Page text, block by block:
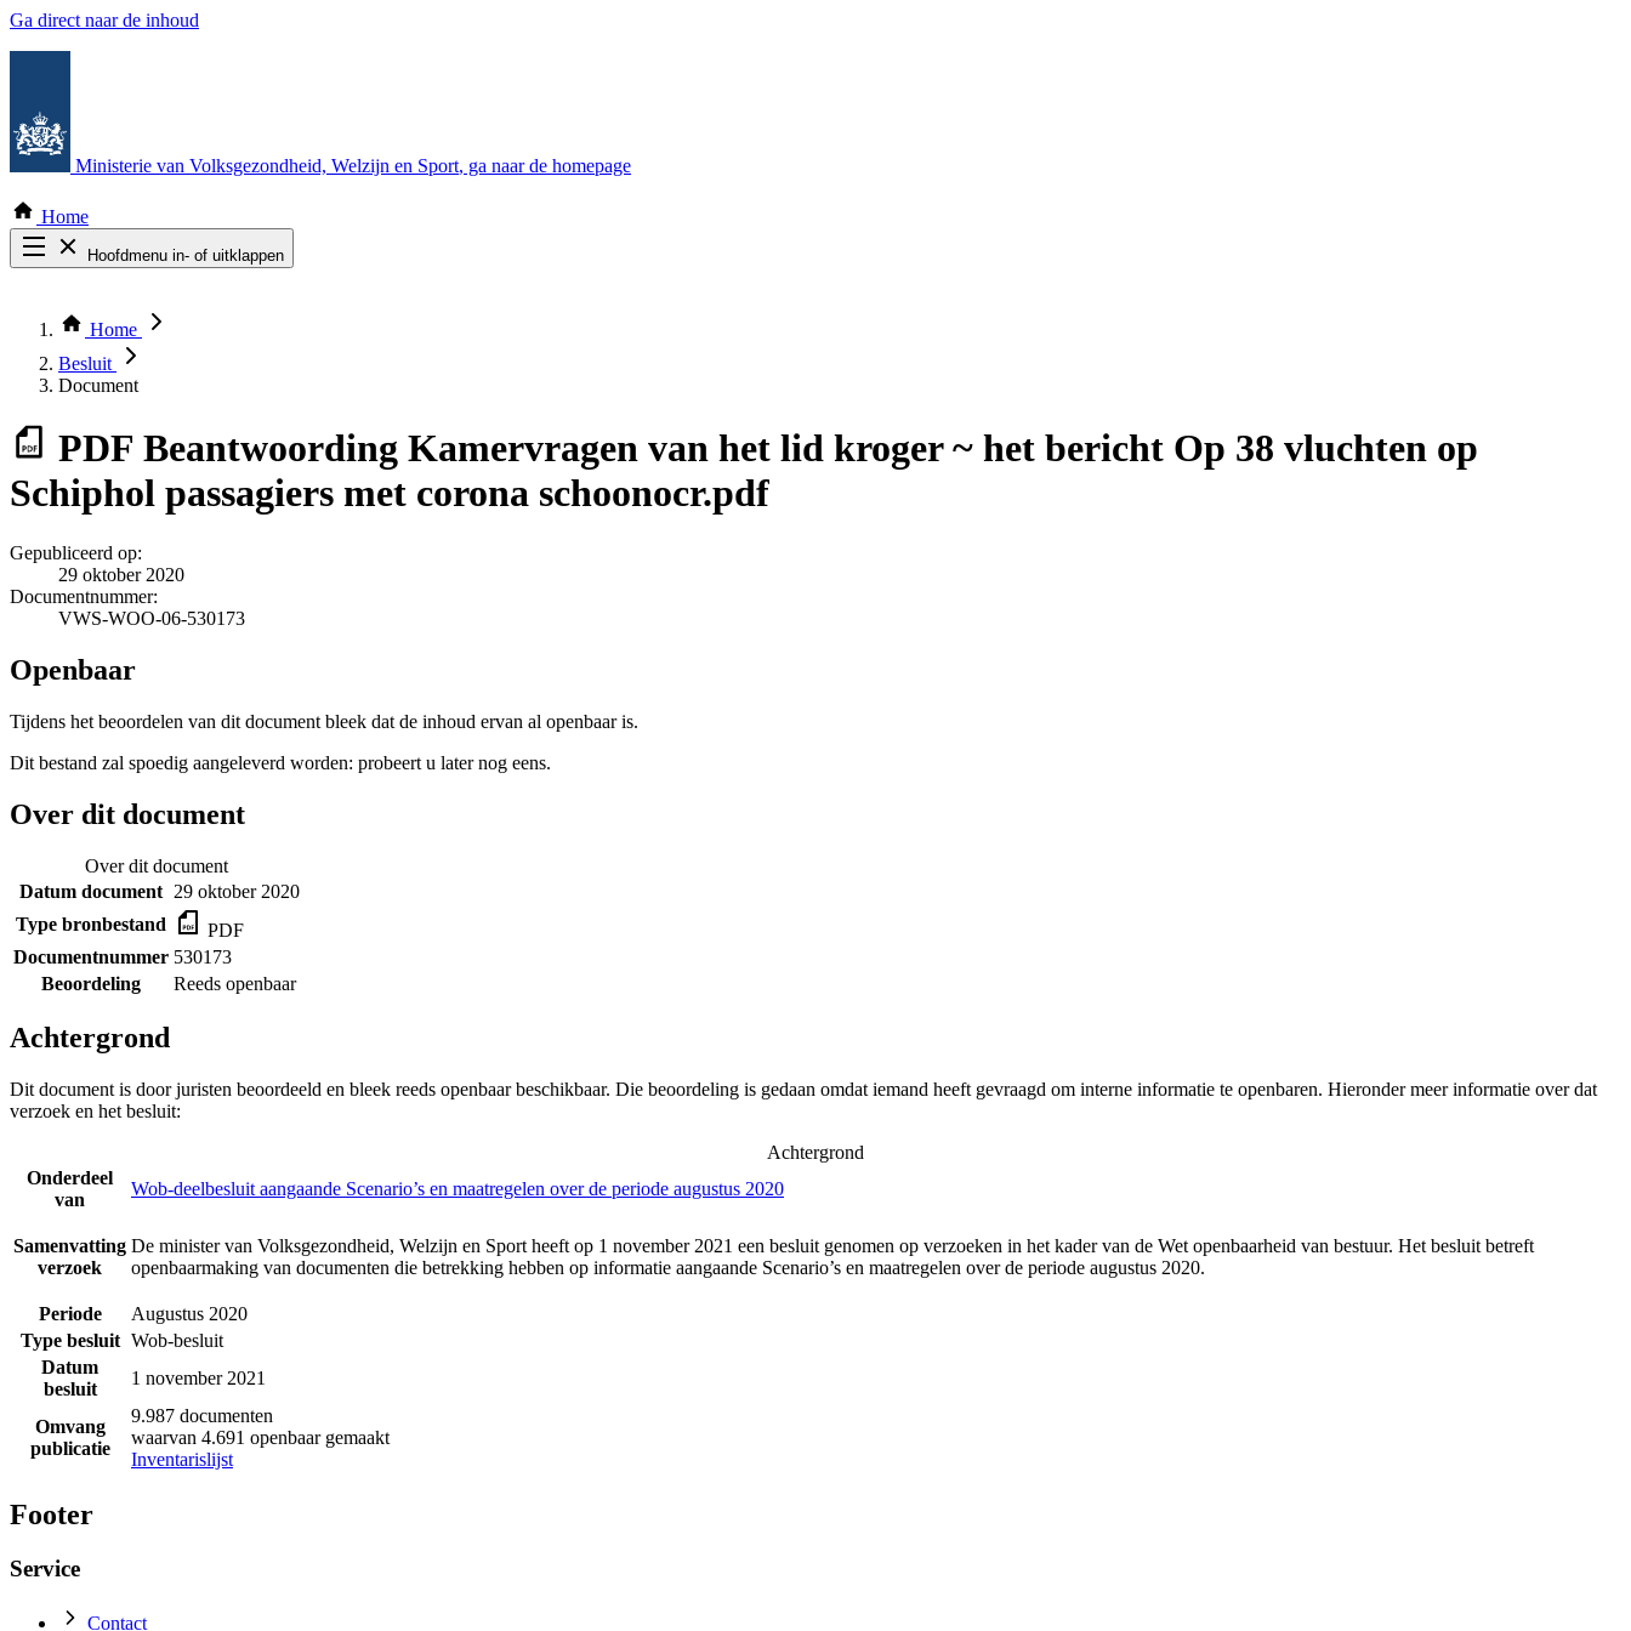
Ga direct naar de inhoud
Ministerie van Volksgezondheid, Welzijn en Sport, ga naar de homepage
Home
Hoofdmenu in- of uitklappen
Thema COVID-19
Bekijk per bestuursorgaan
Home
Besluit
Document
PDF Beantwoording Kamervragen van het lid kroger ~ het bericht Op 38 vluchten op
Schiphol passagiers met corona schoonocr.pdf
Gepubliceerd op:
29 oktober 2020
Documentnummer:
VWS-WOO-06-530173
Openbaar
Tijdens het beoordelen van dit document bleek dat de inhoud ervan al openbaar is.
Dit bestand zal spoedig aangeleverd worden: probeert u later nog eens.
Over dit document
Over dit document
Datum document 29 oktober 2020
Type bronbestand
PDF
Documentnummer 530173
Beoordeling
Reeds openbaar
Achtergrond
Dit document is door juristen beoordeeld en bleek reeds openbaar beschikbaar. Die beoordeling is gedaan omdat iemand heeft gevraagd om interne informatie te openbaren. Hieronder meer informatie over dat
verzoek en het besluit:
Achtergrond
Onderdeel
van
Wob-deelbesluit aangaande Scenario’s en maatregelen over de periode augustus 2020
Samenvatting
verzoek
De minister van Volksgezondheid, Welzijn en Sport heeft op 1 november 2021 een besluit genomen op verzoeken in het kader van de Wet openbaarheid van bestuur. Het besluit betreft
openbaarmaking van documenten die betrekking hebben op informatie aangaande Scenario’s en maatregelen over de periode augustus 2020.
Periode
Augustus 2020
Type besluit Wob-besluit
Datum
besluit
1 november 2021
Omvang
publicatie
9.987 documenten
waarvan 4.691 openbaar gemaakt
Inventarislijst
Footer
Service
Contact